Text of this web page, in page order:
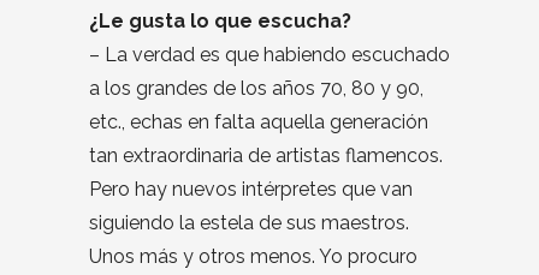
¿Le gusta lo que escucha?
– La verdad es que habiendo escuchado
a los grandes de los años 70, 80 y 90,
etc., echas en falta aquella generación
tan extraordinaria de artistas flamencos.
Pero hay nuevos intérpretes que van
siguiendo la estela de sus maestros.
Unos más y otros menos. Yo procuro